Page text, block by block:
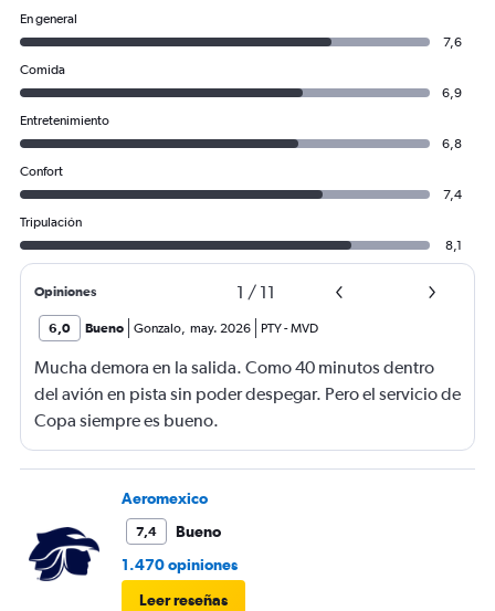
En general
7,6
Comida
6,9
Entretenimiento
6,8
Confort
7,4
Tripulación
8,1
Opiniones 1 / 11
6,0 Bueno Gonzalo, may. 2026 PTY-MVD
Mucha demora en la salida. Como 40 minutos dentro
del avión en pista sin poder despegar. Pero el servicio de
Copa siempre es bueno.
Aeromexico
7,4
Bueno
1.470 opiniones
Leer reseñas